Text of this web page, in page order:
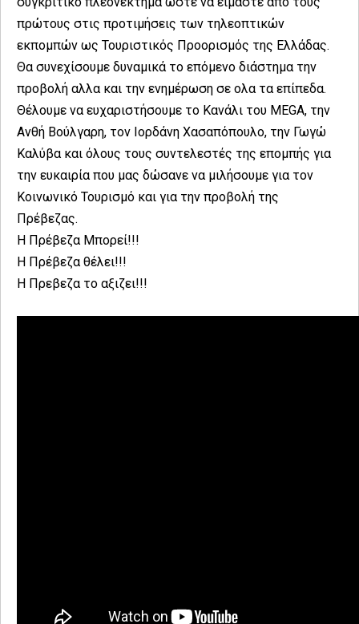
πρώτους στις προτιμήσεις των τηλεοπτικών
εκπομπών ως Τουριστικός Προορισμός της Ελλάδας.
Θα συνεχίσουμε δυναμικά το επόμενο διάστημα την
προβολή αλλα και την ενημέρωση σε ολα τα επίπεδα.
Θέλουμε να ευχαριστήσουμε το Κανάλι του MEGA, την
Ανθή Βούλγαρη, τον Ιορδάνη Χασαπόπουλο, την Γωγώ
Καλύβα και όλους τους συντελεστές της επομπής για
την ευκαιρία που μας δώσανε να μιλήσουμε για τον
Κοινωνικό Τουρισμό και για την προβολή της
Πρέβεζας.
Η Πρέβεζα Μπορεί!!!
Η Πρέβεζα θέλει!!!
Η Πρεβεζα το αξιζει!!!